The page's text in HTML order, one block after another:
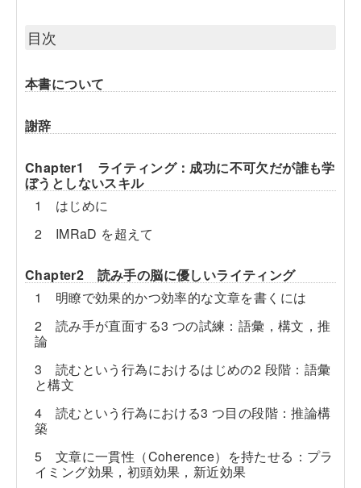
目次
本書について
謝辞
Chapter1 ライティング：成功に不可欠だが誰も学
ぼうとしないスキル
1 はじめに
2 IMRaD を超えて
Chapter2 読み手の脳に優しいライティング
1 明瞭で効果的かつ効率的な文章を書くには
2 読み手が直面する3 つの試練：語彙，構文，推
論
3 読むという行為におけるはじめの2 段階：語彙
と構文
4 読むという行為における3 つ目の段階：推論構
築
5 文章に一貫性（Coherence）を持たせる：プラ
イミング効果，初頭効果，新近効果